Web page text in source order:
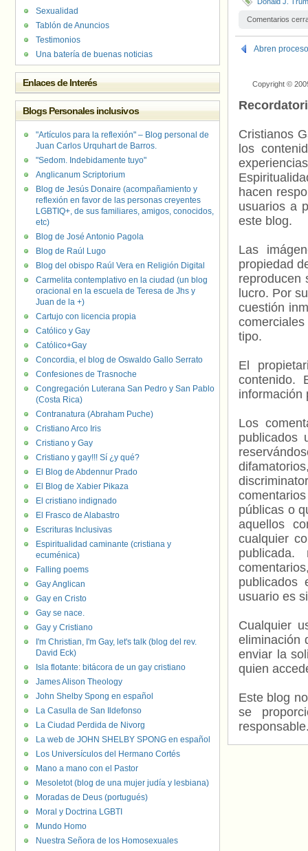
Comentarios
Abren
Copyright ©
Cristianos
los
hacen
usuarios a
este blog.
Las
propiedad
reproducen
lucro. Por
cuestión
tipo.
El
contenido.
información
Los
publicados
públicas o
aquellos
cualquier
usuario es
Cualquier
eliminación
enviar la
quien
Este blog
se
Sexualidad
Tablón de Anuncios
Testimonios
Una batería de buenas noticias
Enlaces de Interés
Blogs Personales inclusivos
"Artículos para la reflexión" – Blog personal de
Juan Carlos Urquhart de Barros.
"Sedom. Indebidamente tuyo"
Anglicanum Scriptorium
Blog de Jesús Donaire (acompañamiento y
reflexión en favor de las personas creyentes
LGBTIQ+, de sus familiares, amigos, conocidos,
etc)
Blog de José Antonio Pagola
Blog de Raúl Lugo
Blog del obispo Raúl Vera en Religión Digital
Carmelita contemplativo en la ciudad (un blog
oracional en la escuela de Teresa de Jhs y
Juan de la +)
Cartujo con licencia propia
Católico y Gay
Católico+Gay
Concordia, el blog de Oswaldo Gallo Serrato
Confesiones de Trasnoche
Congregación Luterana San Pedro y San Pablo
(Costa Rica)
Contranatura (Abraham Puche)
Cristiano Arco Iris
Cristiano y Gay
Cristiano y gay!!! Sí ¿y qué?
El Blog de Abdennur Prado
El Blog de Xabier Pikaza
El cristiano indignado
El Frasco de Alabastro
Escrituras Inclusivas
Espiritualidad caminante (cristiana y
ecuménica)
Falling poems
Gay Anglican
Gay en Cristo
Gay se nace.
Gay y Cristiano
I'm Christian, I'm Gay, let's talk (blog del rev.
David Eck)
Isla flotante: bitácora de un gay cristiano
James Alison Theology
John Shelby Spong en español
La Casulla de San Ildefonso
La Ciudad Perdida de Nivorg
La web de JOHN SHELBY SPONG en español
Los Universículos del Hermano Cortés
Mano a mano con el Pastor
Mesoletot (blog de una mujer judía y lesbiana)
Moradas de Deus (portugués)
Moral y Doctrina LGBTI
Mundo Homo
Nuestra Señora de los Homosexuales